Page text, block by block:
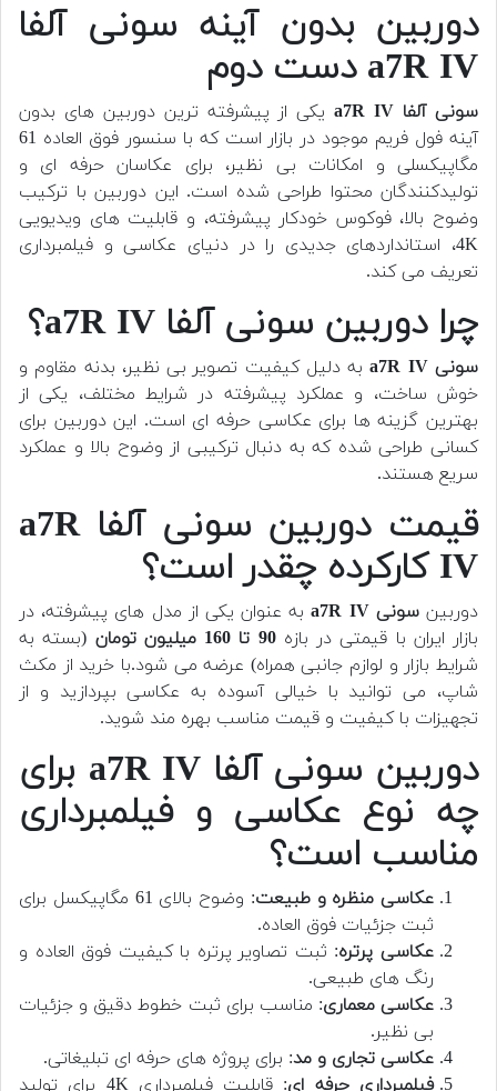
دوربین بدون آینه سونی آلفا
a7R IV دست دوم
سونی آلفا a7R IV
یکی از پیشرفته ترین دوربین های بدون
آینه فول فریم موجود در بازار است که با سنسور فوق العاده 61
مگاپیکسلی و امکانات بی نظیر، برای عکاسان حرفه ای و
تولیدکنندگان محتوا طراحی شده است. این دوربین با ترکیب
وضوح بالا، فوکوس خودکار پیشرفته، و قابلیت های ویدیویی
4K، استانداردهای جدیدی را در دنیای عکاسی و فیلمبرداری
تعریف می کند.
چرا دوربین سونی آلفا a7R IV؟
سونی a7R IV
به دلیل کیفیت تصویر بی نظیر، بدنه مقاوم و
خوش ساخت، و عملکرد پیشرفته در شرایط مختلف، یکی از
بهترین گزینه ها برای عکاسی حرفه ای است. این دوربین برای
کسانی طراحی شده که به دنبال ترکیبی از وضوح بالا و عملکرد
سریع هستند.
قیمت دوربین سونی آلفا a7R
IV کارکرده چقدر است؟
دوربینسونی a7R IV
به عنوان یکی از مدل های پیشرفته، در
بازار ایران با قیمتی در بازه90 تا 160 میلیون تومان
(بسته به
شرایط بازار و لوازم جانبی همراه) عرضه می شود.با خرید از مکث
شاپ، می توانید با خیالی آسوده به عکاسی بپردازید و از
تجهیزات با کیفیت و قیمت مناسب بهره مند شوید.
دوربین سونی آلفا a7R IV برای
چه نوع عکاسی و فیلمبرداری
مناسب است؟
عکاسی منظره و طبیعت
: وضوح بالای 61 مگاپیکسل برای
ثبت جزئیات فوق العاده.
عکاسی پرتره: ثبت تصاویر پرتره با کیفیت فوق العاده و
رنگ های طبیعی.
عکاسی معماری: مناسب برای ثبت خطوط دقیق و جزئیات
بی نظیر.
عکاسی تجاری و مد: برای پروژه های حرفه ای تبلیغاتی.
فیلمبرداری حرفه ای
: قابلیت فیلمبرداری 4K برای تولید